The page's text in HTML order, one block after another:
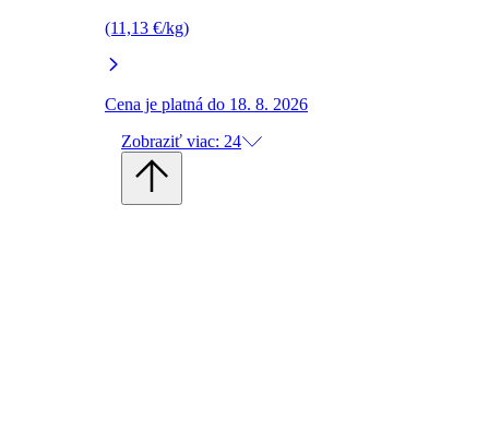
(11,13 €/kg)
Cena je platná do 18. 8. 2026
Zobraziť viac: 24